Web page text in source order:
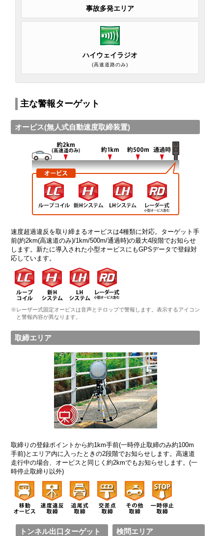
事故多発エリア
ハイウェイラジオ
(高速道路のみ)
主な警報ターゲット
オービス(無人式自動速度取締装置)
速度超過違反を取り締まるオービスは4種類に対応。ターゲット手
前(約2km(高速道のみ)/1km/500m/通過時)の最大4段階でお知らせ
します。新たに導入された小型オービスにもGPSデータで登録対
応しています。
※レーザー式固定オービスは音声とテロップで警報します。表示するアイコン
と警報内容が異なります。
取締エリア
取締りの登録ポイントから約1km手前(一時停止取締のみ約100m
手前)とエリア内に入ったときの2段階でお知らせします。高速道
走行中の場合、オービスと同じく約2kmでもお知らせします。(一
時停止取締り以外)
トンネル出口ターゲット
検問エリア